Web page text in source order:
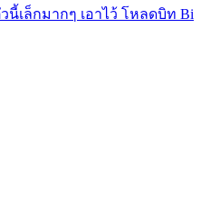
นี้เล็กมากๆ เอาไว้ โหลดบิท Bi